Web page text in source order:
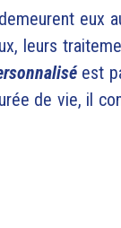
demeurent eux
leurs
est
de vie, il